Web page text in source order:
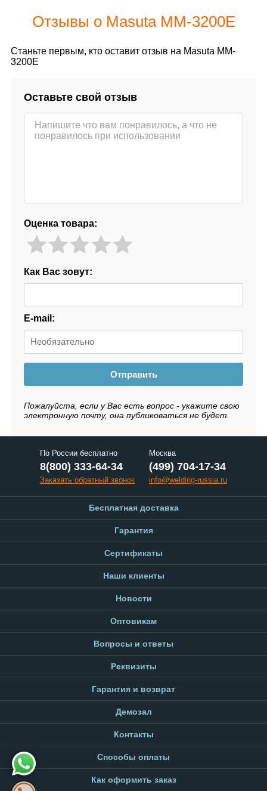
Отзывы о Masuta MM-3200E
Станьте первым, кто оставит отзыв на Masuta MM-
3200E
Оставьте свой отзыв
Оценка товара:
Как Вас зовут:
E-mail:
Отправить
Пожалуйста, если у Вас есть вопрос - укажите свою
электронную почту, она публиковаться не будет.
По России бесплатно
8(800) 333-64-34
Заказать обратный звонок
Москва
(499) 704-17-34
info@welding-russia.ru
Бесплатная доставка
Гарантия
Сертификаты
Наши клиенты
Новости
Оптовикам
Вопросы и ответы
Реквизиты
Гарантия и возврат
Демозал
Контакты
Способы оплаты
Как оформить заказ